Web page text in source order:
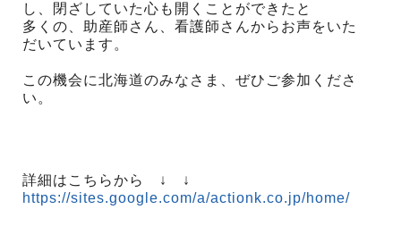
し、閉ざしていた心も開くことができたと
多くの、助産師さん、看護師さんからお声をいた
だいています。
この機会に北海道のみなさま、ぜひご参加くださ
い。
詳細はこちらから ↓ ↓
https://sites.google.com/a/actionk.co.jp/home/